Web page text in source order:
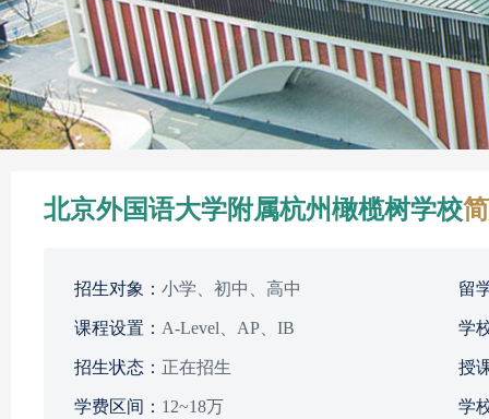
北京外国语大学附属杭州橄榄树学校
招生对象： 小学、初中、高中 留
课程设置： A-Level、AP、IB 学
招生状态： 正在招生 授
学费区间： 12~18万 学